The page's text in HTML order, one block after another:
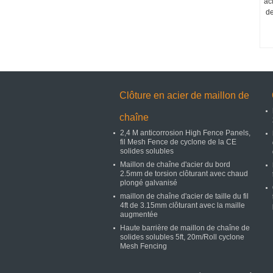
Clôture en acier de maillon de
chaîne
2,4 M anticorrosion High Fence Panels,
fil Mesh Fence de cyclone de la CE
solides solubles
Maillon de chaîne d'acier du bord
2.5mm de torsion clôturant avec chaud
plongé galvanisé
maillon de chaîne d'acier de taille du fil
4ft de 3.15mm clôturant avec la maille
augmentée
Haute barrière de maillon de chaîne de
solides solubles 5ft, 20m/Roll cyclone
Mesh Fencing